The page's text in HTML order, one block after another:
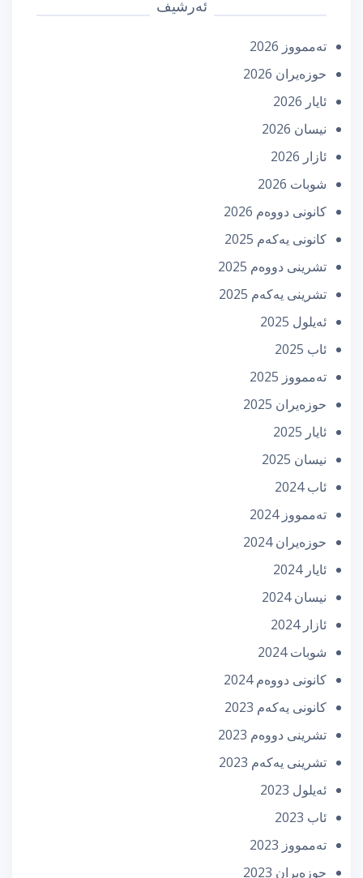
ئەرشیف
تەممووز 2026
حوزه‌یران 2026
ئایار 2026
نیسان 2026
ئازار 2026
شوبات 2026
كانونی دووه‌م 2026
كانونی یه‌كه‌م 2025
تشرینی دووه‌م 2025
تشرینی یه‌كه‌م 2025
ئه‌یلول 2025
ئاب 2025
تەممووز 2025
حوزه‌یران 2025
ئایار 2025
نیسان 2025
ئاب 2024
تەممووز 2024
حوزه‌یران 2024
ئایار 2024
نیسان 2024
ئازار 2024
شوبات 2024
كانونی دووه‌م 2024
كانونی یه‌كه‌م 2023
تشرینی دووه‌م 2023
تشرینی یه‌كه‌م 2023
ئه‌یلول 2023
ئاب 2023
تەممووز 2023
حوزه‌یران 2023